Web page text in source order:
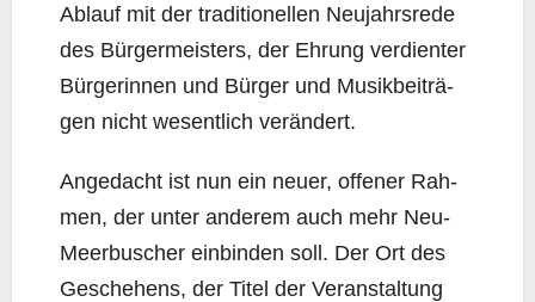
Ablauf mit der tra­di­tio­nel­len Neu­jahrs­re­de
des Bür­ger­meis­ters, der Ehrung ver­dien­ter
Bür­ge­rin­nen und Bür­ger und Musik­bei­trä­
gen nicht wesent­lich verändert.
Ange­dacht ist nun ein neu­er, offe­ner Rah­
men, der unter ande­rem auch mehr Neu-
Meer­bu­scher ein­bin­den soll. Der Ort des
Gesche­hens, der Titel der Ver­an­stal­tung